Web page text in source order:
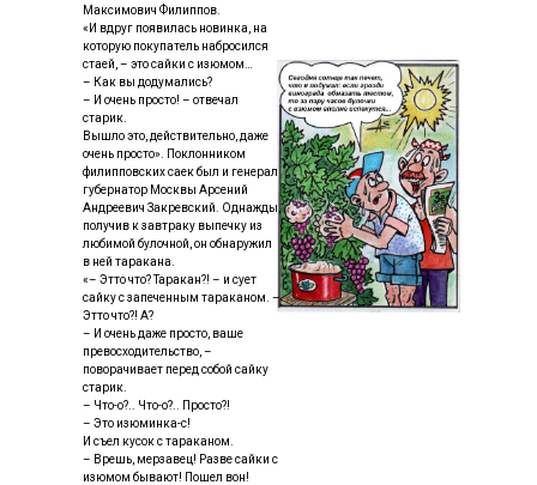
Максимович Филиппов.
«И вдруг появилась новинка, на
которую покупатель набросился
стаей, – это сайки с изюмом…
– Как вы додумались?
– И очень просто! – отвечал
старик.
Вышло это, действительно, даже
очень просто». Поклонником
филипповских саек был и генерал
губернатор Москвы Арсений
Андреевич Закревский. Однажды,
получив к завтраку выпечку из
любимой булочной, он обнаружил
в ней таракана.
«– Этто что? Таракан?! – и сует
сайку с запеченным тараканом. –
Этто что?! А?
– И очень даже просто, ваше
превосходительство, –
поворачивает перед собой сайку
старик.
– Что-о?.. Что-о?.. Просто?!
– Это изюминка-с!
И съел кусок с тараканом.
– Врешь, мерзавец! Разве сайки с
изюмом бывают! Пошел вон!